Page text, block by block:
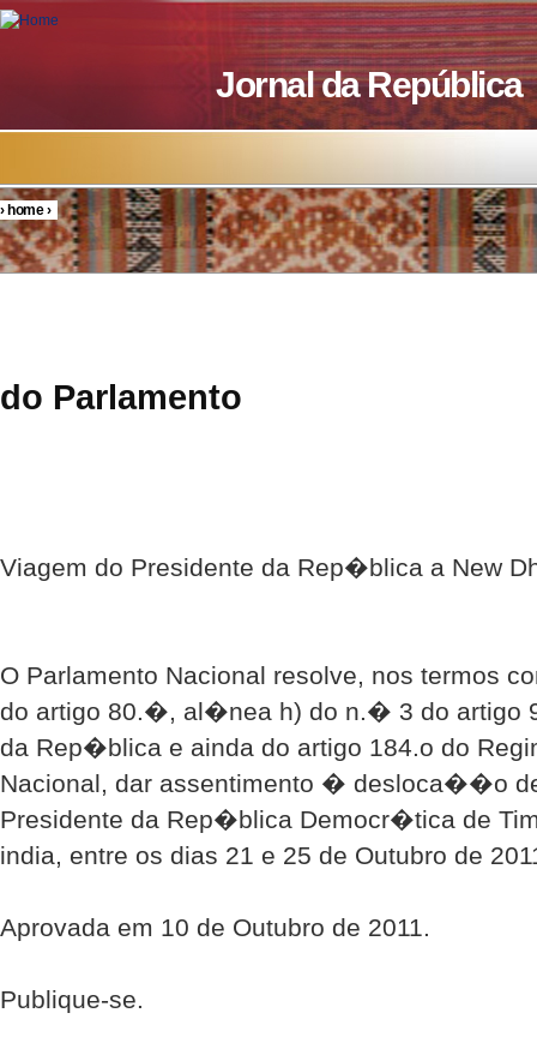
Skip to main content
Jornal da República
You are here
›home›
do Parlamento
Viagem do Presidente da Rep�blica a New
O Parlamento Nacional resolve, nos termos
do artigo 80.�, al�nea h) do n.� 3 do
da Rep�blica e ainda do artigo 184.o do
Nacional, dar assentimento � desloca��o
Presidente da Rep�blica Democr�tica de
india, entre os dias 21 e 25 de Outubro de
Aprovada em 10 de Outubro de 2011.
Publique-se.